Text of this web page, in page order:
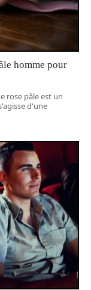
homme pour
rose pâle est un
d'une